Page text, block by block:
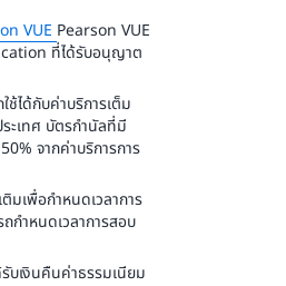
VUE Pearson VUE
ที่ได้รับอนุญาต
ได้กับค่าบริการเต็ม
ะเทศ บัตรกำนัลที่มี
จากค่าบริการการ
มเพื่อกำหนดเวลาการ
กำหนดเวลาการสอบ
บเงินคืนค่าธรรมเนียม